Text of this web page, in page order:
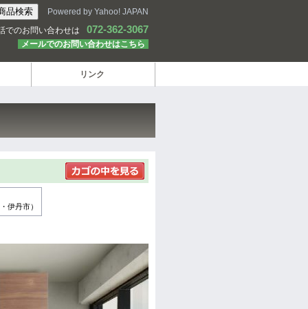
でのお問い合わせは 072-362-3067
メールでのお問い合わせはこちら
Powered by Yahoo! JAPAN
伊丹市）
リンク